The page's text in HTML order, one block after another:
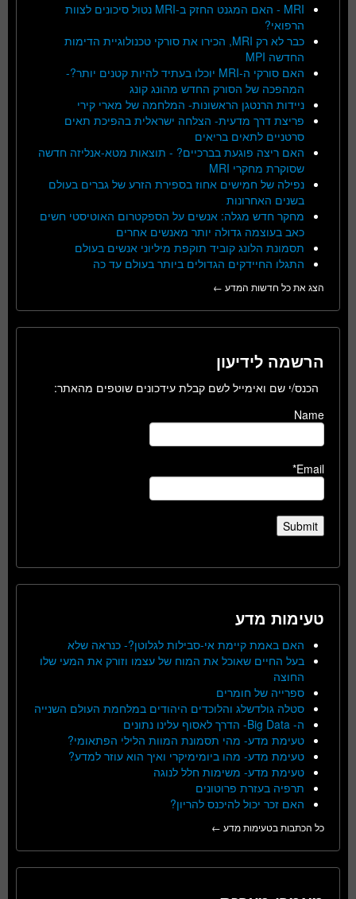
MRI - האם המגנט החזק ב-MRI נטול סיכונים לצוות
הרפואי?
כבר לא רק MRI, הכירו את סורקי טכנולוגיית הדימות
החדשה MPI
האם סורקי ה-MRI יוכלו בעתיד להיות קטנים יותר?-
המהפכה של הסורק החדש מהונג קונג
ניידות הרנטגן הראשונות- המלחמה של מארי קירי
פריצת דרך מדעית- הצלחה ישראלית בהפיכת תאים
סרטניים לתאים בריאים
האם ריצה פוגעת בברכיים? - תוצאות מטא-אנליזה חדשה
שסוקרת מחקרי MRI
נפילה של חמישים אחוז בספירת הזרע של גברים בעולם
בשנים האחרונות
מחקר חדש מגלה: אנשים על הספקטרום האוטיסטי חשים
כאב בעוצמה גדולה יותר מאנשים אחרים
תסמונת הלונג קוביד תוקפת מיליוני אנשים בעולם
התגלו החיידקים הגדולים ביותר בעולם עד כה
הצג את כל חדשות המדע ←
הרשמה לידיעון
הכנס/י שם ואימייל לשם קבלת עידכונים שוטפים מהאתר:
Name
Email*
טעימות מדע
האם באמת קיימת אי-סבילות לגלוטן?- כנראה שלא
בעל החיים שאוכל את המוח של עצמו וזורק את המעי שלו
החוצה
ספרייה של חומרים
סטלה גולדשלג והלוכדים היהודים במלחמת העולם השנייה
ה- Big Data- הדרך לאסוף עלינו נתונים
טעימת מדע- מהי תסמונת המוות הלילי הפתאומי?
טעימת מדע- מהו ביומימיקרי ואיך הוא עוזר למדע?
טעימת מדע- משימות חלל לנוגה
תרפיה בעזרת פרוטונים
האם זכר יכול להיכנס להריון?
כל הכתבות בטעימות מדע ←